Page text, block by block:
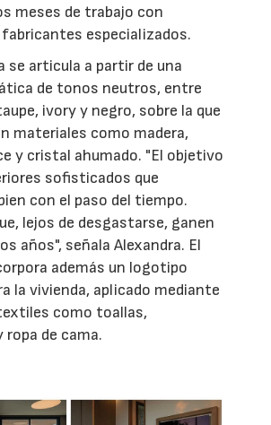
meses de trabajo con
especializados.
se articula a partir de una
de tonos neutros, entre
ivory y negro, sobre la que
materiales como madera,
y cristal ahumado. "El objetivo
sofisticados que
con el paso del tiempo.
lejos de desgastarse, ganen
años", señala Alexandra. El
además un logotipo
la vivienda, aplicado mediante
como toallas,
ropa de cama.